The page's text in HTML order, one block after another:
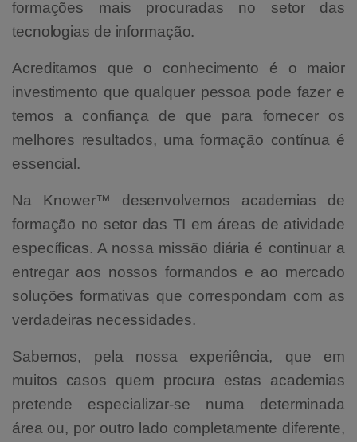
formações mais procuradas no setor das
tecnologias de informação.
Acreditamos que o conhecimento é o maior
investimento que qualquer pessoa pode fazer e
temos a confiança de que para fornecer os
melhores resultados, uma formação contínua é
essencial.
Na Knower™ desenvolvemos academias de
formação no setor das TI em áreas de atividade
específicas. A nossa missão diária é continuar a
entregar aos nossos formandos e ao mercado
soluções formativas que correspondam com as
verdadeiras necessidades.
Sabemos, pela nossa experiência, que em
muitos casos quem procura estas academias
pretende especializar-se numa determinada
área ou, por outro lado completamente diferente,